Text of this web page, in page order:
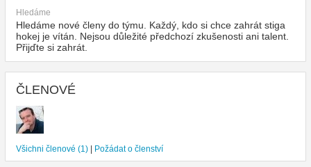
Hledáme
Hledáme nové členy do týmu. Každý, kdo si chce zahrát stiga
hokej je vítán. Nejsou důležité předchozí zkušenosti ani talent.
Přijďte si zahrát.
ČLENOVÉ
Všichni členové (1) Požádat o členství